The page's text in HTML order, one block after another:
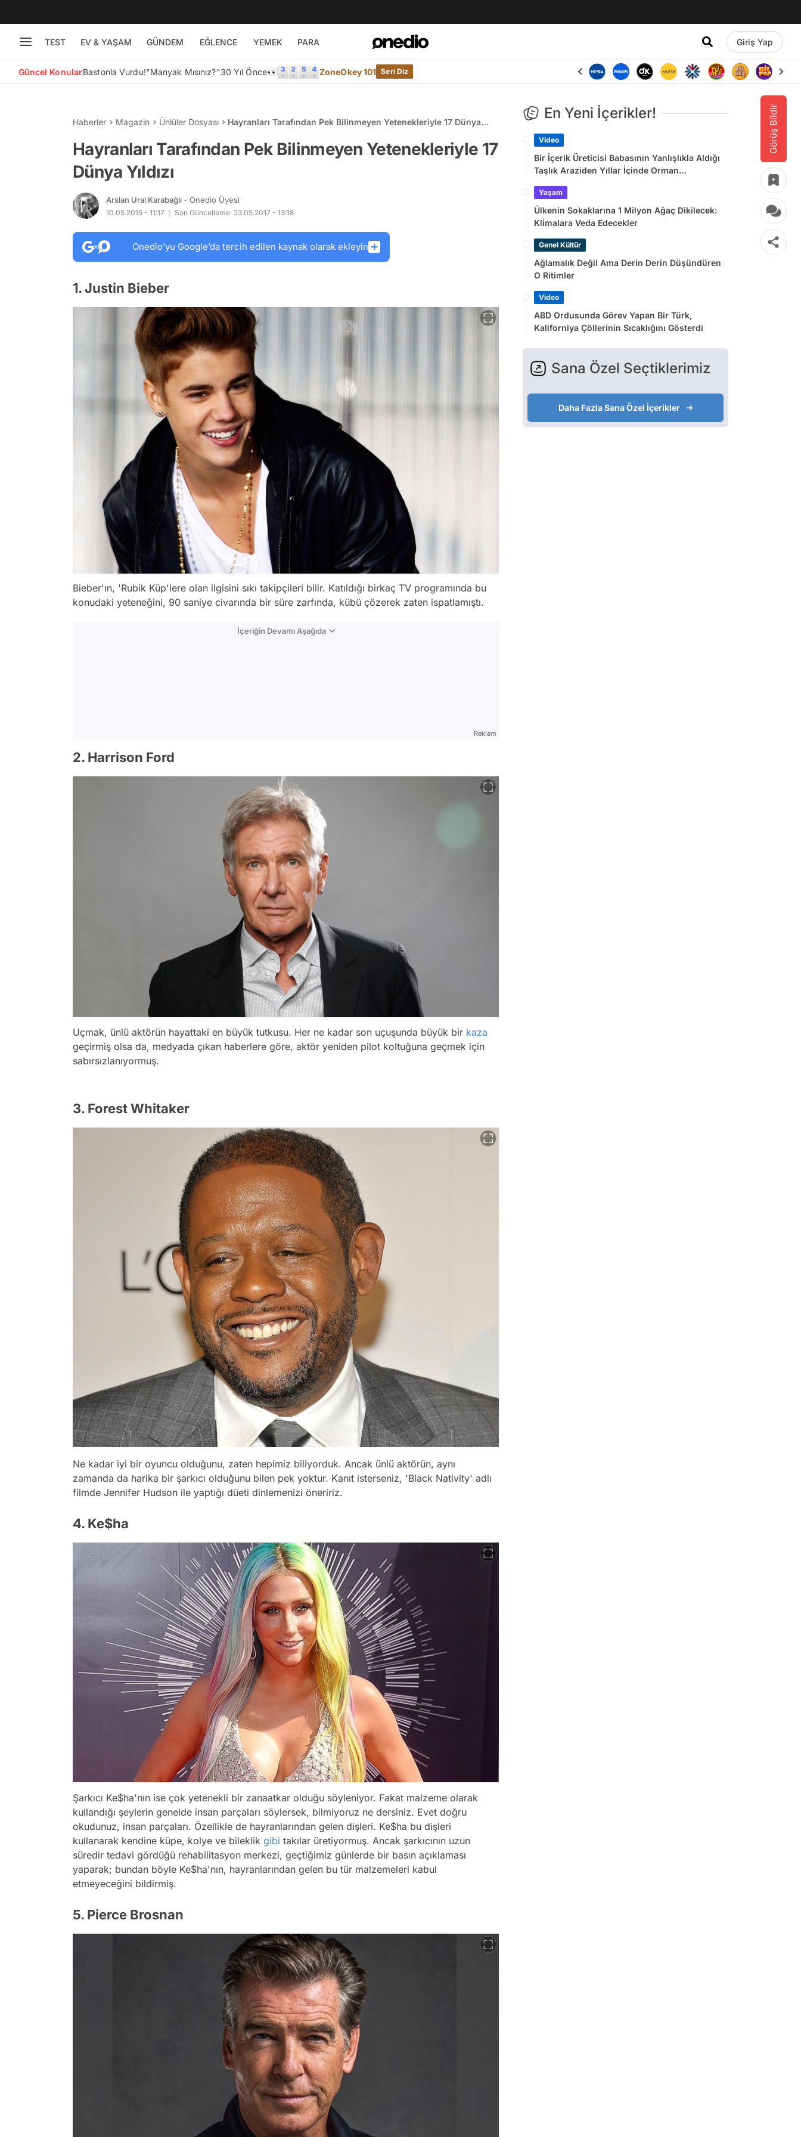
TEST EV & YAŞAM GÜNDEM EĞLENCE YEMEK PARA Giriş Yap
Güncel KonularBastonla Vurdu!"Manyak Mısınız?"30 Yıl Önce👀 ZoneOkey 101 Seri Diz
Görüş Bildir
Haberler Magazin Ünlüler Dosyası
Hayranları Tarafından Pek Bilinmeyen Yetenekleriyle 17 Dünya
Hayranları Tarafından Pek Bilinmeyen Yetenekleriyle 17
Dünya Yıldızı
Arslan Ural Karabağlı - Onedio Üyesi
10.05.2015 - 11:17 Son Güncelleme: 23.05.2017 - 13:18
Onedio’yu Google’da tercih edilen kaynak olarak ekleyin
1. Justin Bieber
Bieber'ın, 'Rubik Küp'lere olan ilgisini sıkı takipçileri bilir. Katıldığı birkaç TV programında bu
konudaki yeteneğini, 90 saniye civarında bir süre zarfında, kübü çözerek zaten ispatlamıştı.
İçeriğin Devamı Aşağıda
Reklam
2. Harrison Ford
Uçmak, ünlü aktörün hayattaki en büyük tutkusu. Her ne kadar son uçuşunda büyük bir kaza
geçirmiş olsa da, medyada çıkan haberlere göre, aktör yeniden pilot koltuğuna geçmek için
sabırsızlanıyormuş.
3. Forest Whitaker
Ne kadar iyi bir oyuncu olduğunu, zaten hepimiz biliyorduk. Ancak ünlü aktörün, aynı
zamanda da harika bir şarkıcı olduğunu bilen pek yoktur. Kanıt isterseniz, 'Black Nativity' adlı
filmde Jennifer Hudson ile yaptığı düeti dinlemenizi öneririz.
4. Ke$ha
Şarkıcı Ke$ha'nın ise çok yetenekli bir zanaatkar olduğu söyleniyor. Fakat malzeme olarak
kullandığı şeylerin genelde insan parçaları söylersek, bilmiyoruz ne dersiniz. Evet doğru
okudunuz, insan parçaları. Özellikle de hayranlarından gelen dişleri. Ke$ha bu dişleri
kullanarak kendine küpe, kolye ve bileklik gibi takılar üretiyormuş. Ancak şarkıcının uzun
süredir tedavi gördüğü rehabilitasyon merkezi, geçtiğimiz günlerde bir basın açıklaması
yaparak; bundan böyle Ke$ha'nın, hayranlarından gelen bu tür malzemeleri kabul
etmeyeceğini bildirmiş.
5. Pierce Brosnan
En Yeni İçerikler!
Video
Bir İçerik Üreticisi Babasının Yanlışlıkla Aldığı
Taşlık Araziden Yıllar İçinde Orman
Yaşam
Ülkenin Sokaklarına 1 Milyon Ağaç Dikilecek:
Klimalara Veda Edecekler
Genel Kültür
Ağlamalık Değil Ama Derin Derin Düşündüren
O Ritimler
Video
ABD Ordusunda Görev Yapan Bir Türk,
Kaliforniya Çöllerinin Sıcaklığını Gösterdi
Sana Özel Seçtiklerimiz
Daha Fazla Sana Özel İçerikler